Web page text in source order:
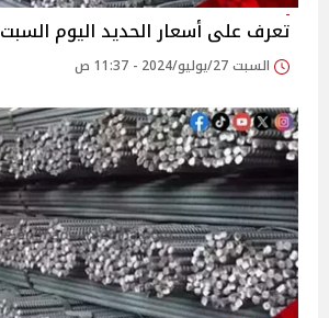
تعرف على أسعار الحديد اليوم السبت
السبت 27/يوليو/2024 - 11:37 ص